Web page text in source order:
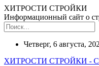
ХИТРОСТИ СТРОЙКИ
Информационный сайт о
Четверг, 6 августа,
ХИТРОСТИ СТРОЙКИ -